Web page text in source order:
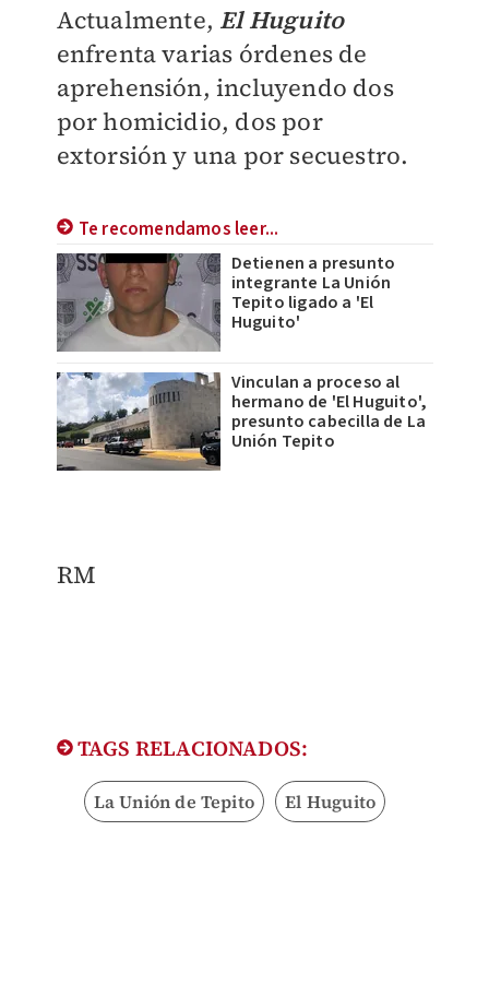
Actualmente, El Huguito
enfrenta varias órdenes de
aprehensión, incluyendo dos
por homicidio, dos por
extorsión y una por secuestro.
Te recomendamos leer...
Detienen a presunto
integrante La Unión
Tepito ligado a 'El
Huguito'
Vinculan a proceso al
hermano de 'El Huguito',
presunto cabecilla de La
Unión Tepito
RM
TAGS RELACIONADOS:
La Unión de Tepito El Huguito